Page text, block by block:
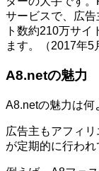
サービスで、広
ト数約210万サ
ます。（2017年5
A8.netの魅力
A8.netの魅力は何
広告主もアフィ
が定期的に行われ